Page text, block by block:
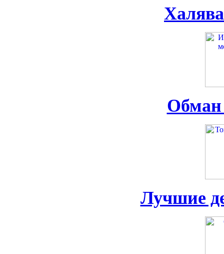
Обман
Лучшие